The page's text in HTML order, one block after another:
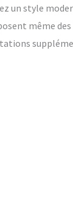
un style
même des